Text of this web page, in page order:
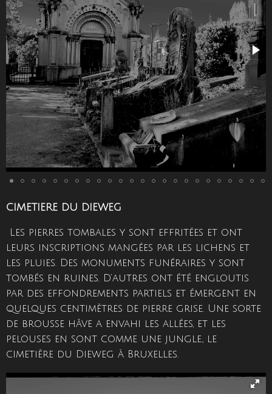
CIMETIERE DU DIEWEG
Les pierres tombales y sont effritées et ont
leurs inscriptions mangées par les lichens et
les pluies. Des monuments funéraires y sont
tombés en ruines. D’autres ont été engloutis
par des effondrements partiels et émergent en
quelques centimètres de pierre grise. Une sorte
de brousse hâve a envahi les allées, et les
pelouses en sont comme une jungle., le
cimetière du Dieweg à Bruxelles.